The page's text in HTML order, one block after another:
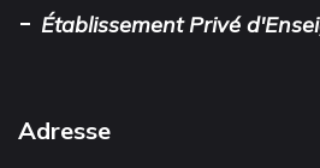
- Établissement Privé
Adresse